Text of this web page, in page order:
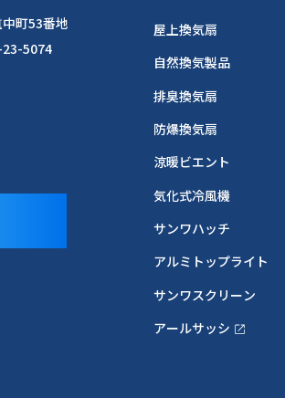
町53番地
5074
屋上換気扇
自然換気製品
排臭換気扇
防爆換気扇
涼暖ビエント
気化式冷風機
サンワハッチ
アルミトップライト
サンワスクリーン
アールサッシ